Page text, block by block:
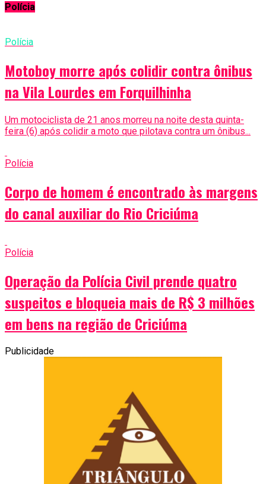
Polícia
Polícia
Motoboy morre após colidir contra ônibus
na Vila Lourdes em Forquilhinha
Um motociclista de 21 anos morreu na noite desta quinta-
feira (6) após colidir a moto que pilotava contra um ônibus...
Polícia
Corpo de homem é encontrado às margens
do canal auxiliar do Rio Criciúma
Polícia
Operação da Polícia Civil prende quatro
suspeitos e bloqueia mais de R$ 3 milhões
em bens na região de Criciúma
Publicidade